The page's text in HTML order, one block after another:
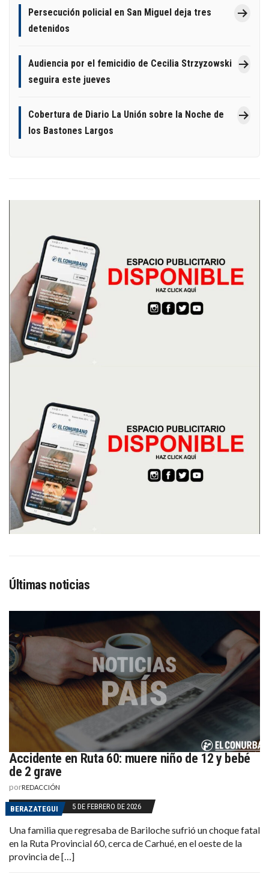
Persecución policial en San Miguel deja tres
detenidos
Audiencia por el femicidio de Cecilia Strzyzowski
seguira este jueves
Cobertura de Diario La Unión sobre la Noche de
los Bastones Largos
Últimas noticias
Accidente en Ruta 60: muere niño de 12 y bebé
de 2 grave
porREDACCIÓN
BERAZATEGUI 5 DE FEBRERO DE 2026
Una familia que regresaba de Bariloche sufrió un choque fatal
en la Ruta Provincial 60, cerca de Carhué, en el oeste de la
provincia de […]